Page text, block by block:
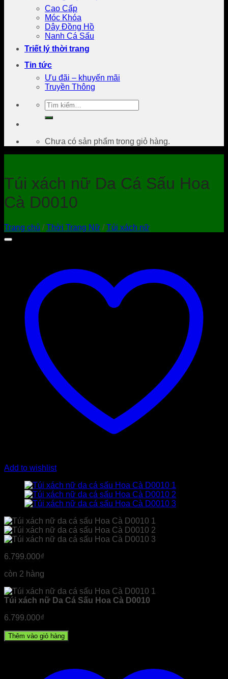
Cao Cấp
Móc Khóa
Dây Đồng Hồ
Nanh Cá Sấu
Triết lý thời trang
Tin tức
Ưu đãi – khuyến mãi
Truyền Thông
Tìm
kiếm:
Chưa có sản phẩm trong giỏ hàng.
Túi xách nữ Da Cá Sấu Hoa
Cà D0010
Trang chủ / Thời Trang Nữ / Túi xách nữ
Add to wishlist
6.799.000₫
còn 2 hàng
Túi xách nữ Da Cá Sấu Hoa Cà D0010
6.799.000₫
Thêm vào giỏ hàng